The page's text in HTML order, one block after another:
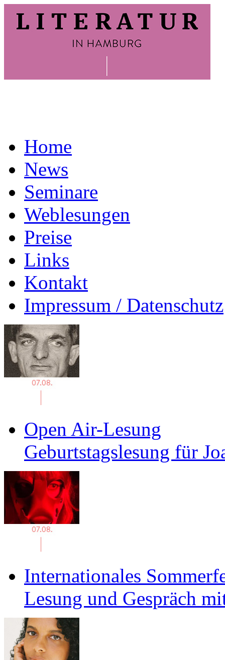
Home
News
Seminare
Weblesungen
Preise
Links
Kontakt
Impressum / Datenschutz
Open Air-Lesung
Geburtstagslesung für
Internationales
Lesung und Gespräch